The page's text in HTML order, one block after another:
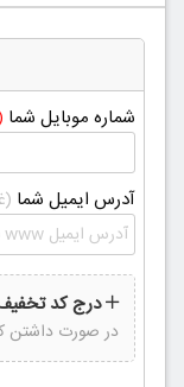
شماره موبایل شما
آدرس ایمیل شما
درج کد
در صورت داشتن